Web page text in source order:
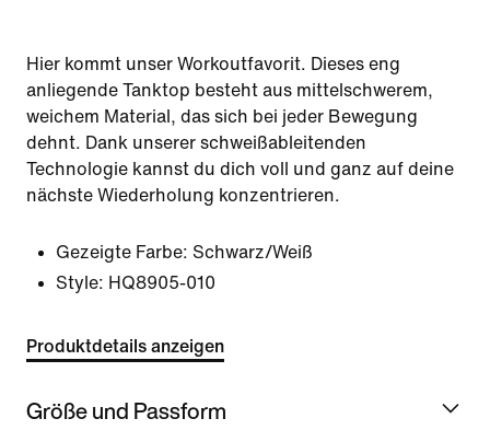
Hier kommt unser Workoutfavorit. Dieses eng
anliegende Tanktop besteht aus mittelschwerem,
weichem Material, das sich bei jeder Bewegung
dehnt. Dank unserer schweißableitenden
Technologie kannst du dich voll und ganz auf deine
nächste Wiederholung konzentrieren.
Gezeigte Farbe: Schwarz/Weiß
Style: HQ8905-010
Produktdetails anzeigen
Größe und Passform